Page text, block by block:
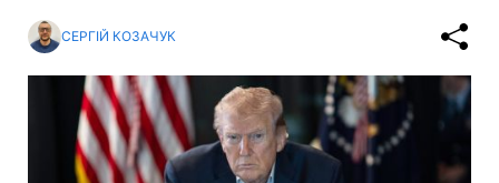
СЕРГІЙ КОЗАЧУК